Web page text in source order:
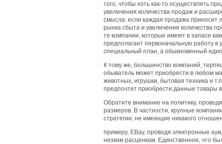
того, чтобы хоть как-то осуществлять
увеличения количества продаж и
смысла: если каждая продажа приносит
рынка сбыта и увеличения количества
те компании, которые имеют в запасе
предполагает первоначальную работу в
специальный план, а обыкновенный
К тому же, большинство компаний,
обыватель может приобрести в любом
животных, игрушки, бытовая техника и
предпочтет приобрести данные товары
Обратите внимание на политику,
размеров. В частности, крупные
стратегии, не имеющие никакого
примеру, EBay, проводя электронные
низким расценкам. Единственное, что